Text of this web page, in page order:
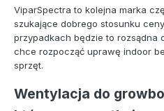
ViparSpectra to kolejna marka
szukające dobrego stosunku
przypadkach będzie to rozsądna
chce rozpocząć uprawę indoor
sprzęt.
Wentylacja do